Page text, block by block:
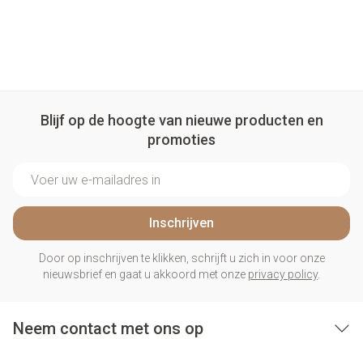
Blijf op de hoogte van nieuwe producten en
promoties
Inschrijven
Door op inschrijven te klikken, schrijft u zich in voor onze
nieuwsbrief en gaat u akkoord met onze privacy policy.
Neem contact met ons op